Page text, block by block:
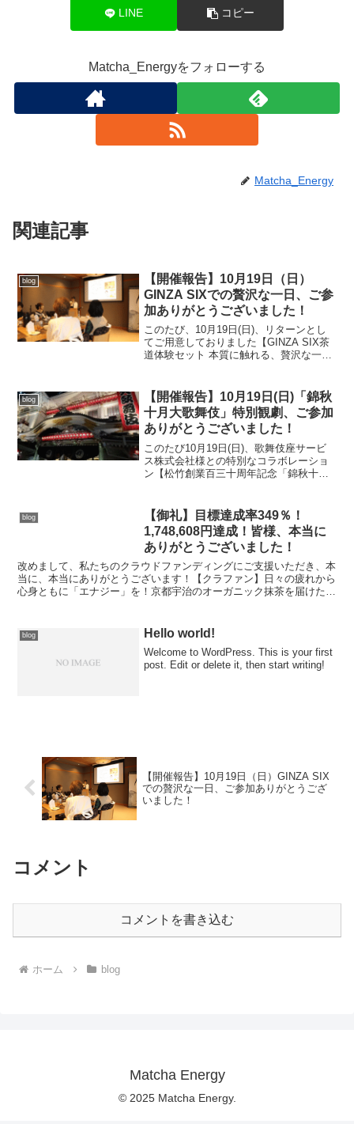
LINE コピー
Matcha_Energyをフォローする
Matcha_Energy
関連記事
blog
【開催報告】10月19日（日）
GINZA SIXでの贅沢な一日、ご参
加ありがとうございました！
このたび、10月19日(日)、リターンとし
てご用意しておりました【GINZA SIX茶
道体験セット 本質に触れる、贅沢な一
レモニーでも使われたという、GINZA
SIX...
blog
【開催報告】10月19日(日)「錦秋
十月大歌舞伎」特別観劇、ご参加
ありがとうございました！
このたび10月19日(日)、歌舞伎座サービ
ス株式会社様との特別なコラボレーショ
ン【松竹創業百三十周年記念「錦秋十月
べき公演の第三部を、ご支援者の皆様と
ご一緒させていただ...
blog
【御礼】目標達成率349％！
1,748,608円達成！皆様、本当に
ありがとうございました！
改めまして、私たちのクラウドファンディングにご支援いただき、本
当に、本当にありがとうございます！【クラファン】日々の疲れから
心身ともに「エナジー」を！京都宇治のオーガニック抹茶を届けた
blog Hello world!
Welcome to WordPress. This is your first
post. Edit or delete it, then start writing!
【開催報告】10月19日（日）GINZA SIX
での贅沢な一日、ご参加ありがとうござ
いました！
コメント
コメントを書き込む
ホーム blog
Matcha Energy
© 2025 Matcha Energy.